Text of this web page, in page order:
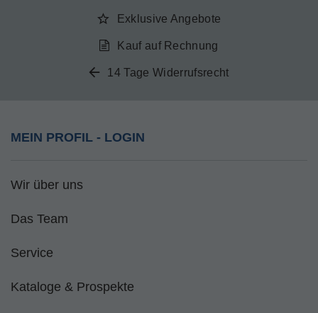
Exklusive Angebote
Kauf auf Rechnung
14 Tage Widerrufsrecht
MEIN PROFIL - LOGIN
Wir über uns
Das Team
Service
Kataloge & Prospekte